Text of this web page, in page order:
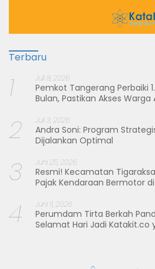
Terbaru
1 Juli 8, 2026
Pemkot Tangerang Perbaiki
Bulan, Pastikan Akses
2 Juli 3, 2026
Andra Soni: Program
Dijalankan Optimal
3 Juni 25, 2026
Resmi! Kecamatan
Pajak Kendaraan Bermotor
4 Juni 11, 2026
Perumdam Tirta Berkah
Selamat Hari Jadi Katakit.co